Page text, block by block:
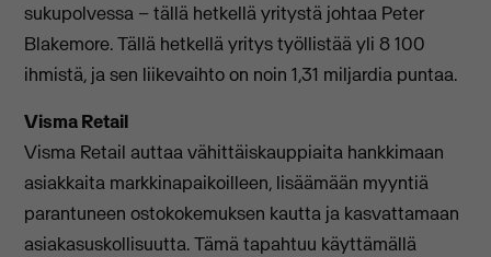
sukupolvessa – tällä hetkellä yritystä johtaa Peter
Blakemore. Tällä hetkellä yritys työllistää yli 8 100
ihmistä, ja sen liikevaihto on noin 1,31 miljardia puntaa.
Visma Retail
Visma Retail auttaa vähittäiskauppiaita hankkimaan
asiakkaita markkinapaikoilleen, lisäämään myyntiä
parantuneen ostokokemuksen kautta ja kasvattamaan
asiakasuskollisuutta. Tämä tapahtuu käyttämällä